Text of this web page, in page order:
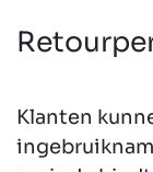
Klanten